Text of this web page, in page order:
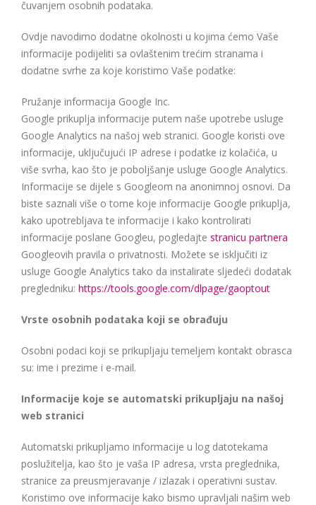
čuvanjem osobnih podataka.
Ovdje navodimo dodatne okolnosti u kojima ćemo Vaše
informacije podijeliti sa ovlaštenim trećim stranama i
dodatne svrhe za koje koristimo Vaše podatke:
Pružanje informacija Google Inc.
Google prikuplja informacije putem naše upotrebe usluge
Google Analytics na našoj web stranici. Google koristi ove
informacije, uključujući IP adrese i podatke iz kolačića, u
više svrha, kao što je poboljšanje usluge Google Analytics.
Informacije se dijele s Googleom na anonimnoj osnovi. Da
biste saznali više o tome koje informacije Google prikuplja,
kako upotrebljava te informacije i kako kontrolirati
informacije poslane Googleu, pogledajte stranicu partnera
Googleovih pravila o privatnosti. Možete se isključiti iz
usluge Google Analytics tako da instalirate sljedeći dodatak
pregledniku: https://tools.google.com/dlpage/gaoptout
Vrste osobnih podataka koji se obrađuju
Osobni podaci koji se prikupljaju temeljem kontakt obrasca
su: ime i prezime i e-mail.
Informacije koje se automatski prikupljaju na našoj
web stranici
Automatski prikupljamo informacije u log datotekama
poslužitelja, kao što je vaša IP adresa, vrsta preglednika,
stranice za preusmjeravanje / izlazak i operativni sustav.
Koristimo ove informacije kako bismo upravljali našim web